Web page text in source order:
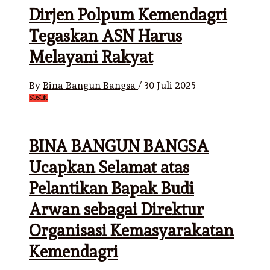
Dirjen Polpum Kemendagri
Tegaskan ASN Harus
Melayani Rakyat
By Bina Bangun Bangsa / 30 Juli 2025
SOSOK
BINA BANGUN BANGSA
Ucapkan Selamat atas
Pelantikan Bapak Budi
Arwan sebagai Direktur
Organisasi Kemasyarakatan
Kemendagri